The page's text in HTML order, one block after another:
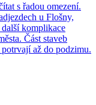
s řadou omezení.
u Flošny,
komplikace
Část staveb
až do podzimu.